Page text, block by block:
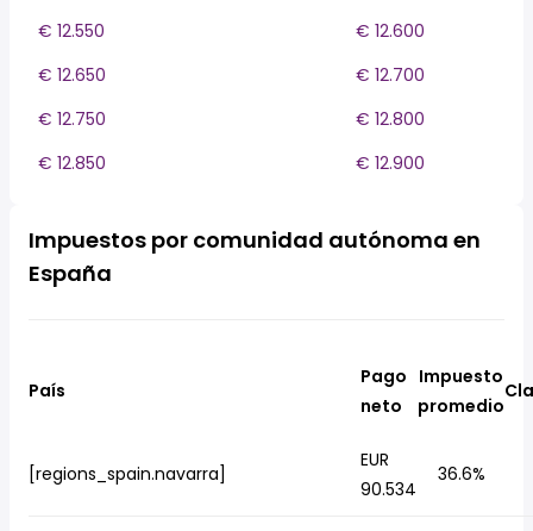
€ 12.550
€ 12.600
€ 12.650
€ 12.700
€ 12.750
€ 12.800
€ 12.850
€ 12.900
Impuestos por comunidad autónoma en
España
País
Pago
neto
Impuesto
promedio
[regions_spain.navarra]
EUR
90.534
36.6%